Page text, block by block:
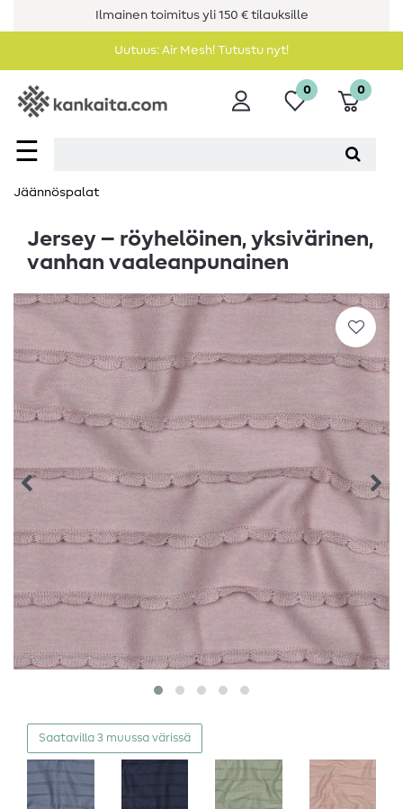
Ilmainen toimitus yli 150 € tilauksille
Uutuus: Air Mesh! Tutustu nyt!
☰
0 0
Jäännöspalat
Jersey – röyhelöinen, yksivärinen,
vanhan vaaleanpunainen
Saatavilla 3 muussa värissä